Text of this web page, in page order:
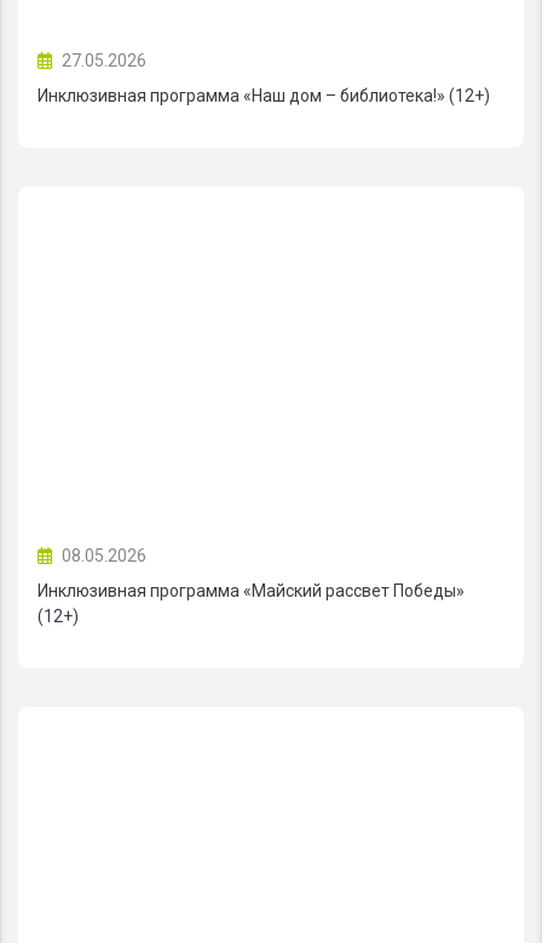
27.05.2026
Инклюзивная программа «Наш дом – библиотека!» (12+)
08.05.2026
Инклюзивная программа «Майский рассвет Победы»
(12+)